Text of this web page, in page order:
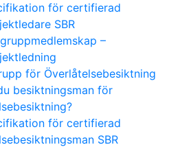
för certifierad
SBR
–
för Överlåtelsebesiktning
besiktningsman för
för certifierad
SBR